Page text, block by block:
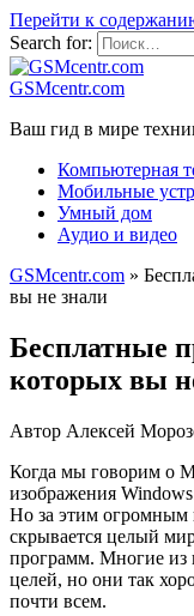
Перейти к
Search for:
GSMcentr.com
Ваш гид в мире
Компьютерная
Мобильные
Умный дом
Аудио и видео
GSMcentr.com »
вы не знали
Бесплатные
которых вы
Автор Алексей
Когда мы говорим о
изображения
Но за этим
скрывается целый
программ. Многие из
целей, но они так
почти всем.